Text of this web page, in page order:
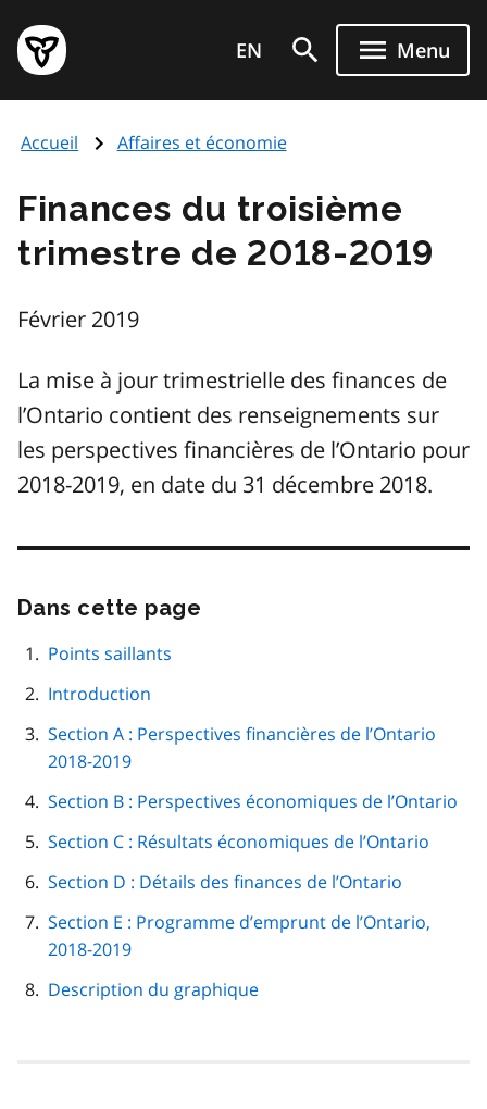
au
contenu
principal
Page
d'accueil
de
EN Menu
Accueil Affaires et économie
Finances du troisième
trimestre de 2018-2019
Février 2019
La mise à jour trimestrielle des finances de
l’Ontario contient des renseignements sur
les perspectives financières de l’Ontario pour
2018-2019, en date du 31 décembre 2018.
Dans cette page
Points saillants
Introduction
Section A : Perspectives financières de l’Ontario
2018-2019
Section B : Perspectives économiques de l’Ontario
Section C : Résultats économiques de l’Ontario
Section D : Détails des finances de l’Ontario
Section E : Programme d’emprunt de l’Ontario,
2018-2019
Description du graphique